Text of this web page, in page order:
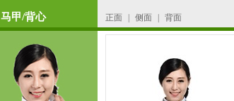
马甲/背心 正面 侧面 背面